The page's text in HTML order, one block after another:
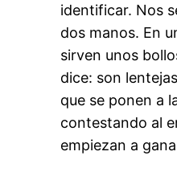
identificar. Nos
dos manos. En
sirven unos
dice: son
que se ponen a
contestando al
empiezan a